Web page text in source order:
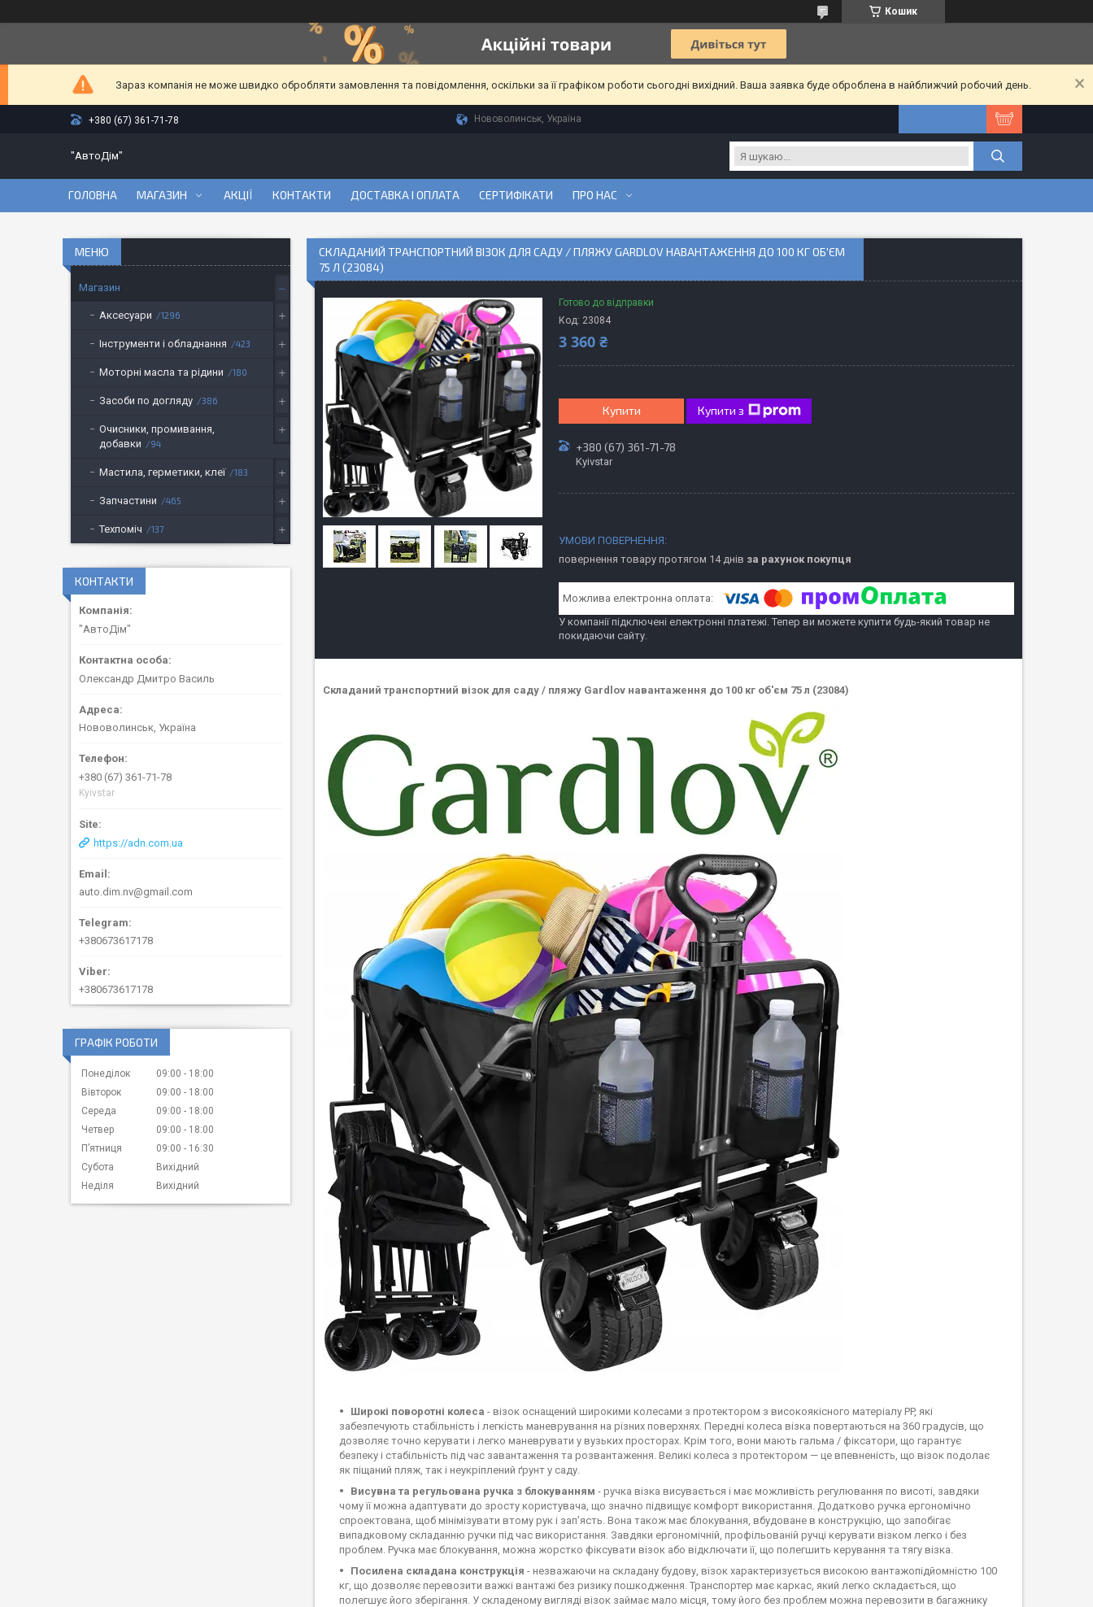
Кошик
Зараз компанія не може швидко обробляти замовлення та повідомлення, оскільки за її графіком роботи сьогодні вихідний. Ваша заявка буде оброблена в найближчий робочий день.
+380 (67) 361-71-78 Нововолинськ, Україна
"АвтоДім"
ГОЛОВНА МАГАЗИН АКЦІЇ КОНТАКТИ ДОСТАВКА І ОПЛАТА СЕРТИФІКАТИ ПРО НАС
СКЛАДАНИЙ ТРАНСПОРТНИЙ ВІЗОК ДЛЯ САДУ / ПЛЯЖУ GARDLOV НАВАНТАЖЕННЯ ДО 100 КГ ОБ'ЄМ
75 Л (23084)
Готово до відправки
Код: 23084
3 360 ₴
Купити Купити з
+380 (67) 361-71-78
Kyivstar
повернення товару протягом 14 днів за рахунок покупця
У компанії підключені електронні платежі. Тепер ви можете купити будь-який товар не
покидаючи сайту.
Складаний транспортний візок для саду / пляжу Gardlov навантаження до 100 кг об'єм 75 л (23084)
Широкі поворотні колеса - візок оснащений широкими колесами з протектором з високоякісного матеріалу PP, які
забезпечують стабільність і легкість маневрування на різних поверхнях. Передні колеса візка повертаються на 360 градусів, що
дозволяє точно керувати і легко маневрувати у вузьких просторах. Крім того, вони мають гальма / фіксатори, що гарантує
безпеку і стабільність під час завантаження та розвантаження. Великі колеса з протектором — це впевненість, що візок подолає
як піщаний пляж, так і неукріплений ґрунт у саду.
Висувна та регульована ручка з блокуванням - ручка візка висувається і має можливість регулювання по висоті, завдяки
чому її можна адаптувати до зросту користувача, що значно підвищує комфорт використання. Додатково ручка ергономічно
спроектована, щоб мінімізувати втому рук і зап'ясть. Вона також має блокування, вбудоване в конструкцію, що запобігає
випадковому складанню ручки під час використання. Завдяки ергономічній, профільованій ручці керувати візком легко і без
проблем. Ручка має блокування, можна жорстко фіксувати візок або відключати її, що полегшить керування та тягу візка.
Посилена складана конструкція - незважаючи на складану будову, візок характеризується високою вантажопідйомністю 100
кг, що дозволяє перевозити важкі вантажі без ризику пошкодження. Транспортер має каркас, який легко складається, що
полегшує його зберігання. У складеному вигляді візок займає мало місця, тому його без проблем можна перевозити в багажнику
Магазин
Аксесуари 1296
Інструменти і обладнання 423
Моторні масла та рідини 180
Засоби по догляду 386
Очисники, промивання,
добавки
94
Мастила, герметики, клеї 183
Запчастини 465
Техпоміч 137
КОНТАКТИ
"АвтоДім"
Олександр Дмитро Василь
Нововолинськ, Україна
+380 (67) 361-71-78
Kyivstar
https://adn.com.ua
auto.dim.nv@gmail.com
+380673617178
+380673617178
ГРАФІК РОБОТИ
Понеділок 09:00
18:00
Вівторок
09:00
18:00
Середа
09:00
18:00
Четвер
09:00
18:00
Пʼятниця
09:00
16:30
Субота
Вихідний
Неділя
Вихідний